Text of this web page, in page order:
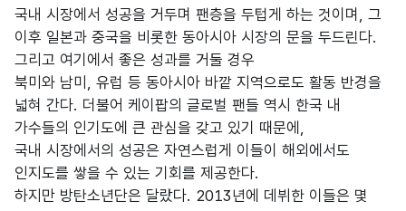
국내 시장에서 성공을 거두며 팬층을 두텁게 하는 것이며, 그
이후 일본과 중국을 비롯한 동아시아 시장의 문을 두드린다.
그리고 여기에서 좋은 성과를 거둘 경우
북미와 남미, 유럽 등 동아시아 바깥 지역으로도 활동 반경을
넓혀 간다. 더불어 케이팝의 글로벌 팬들 역시 한국 내
가수들의 인기도에 큰 관심을 갖고 있기 때문에,
국내 시장에서의 성공은 자연스럽게 이들이 해외에서도
인지도를 쌓을 수 있는 기회를 제공한다.
하지만 방탄소년단은 달랐다. 2013년에 데뷔한 이들은 몇